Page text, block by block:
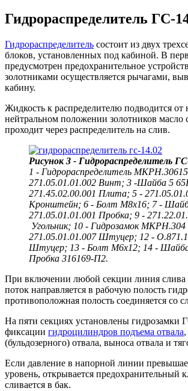
Гидрораспределитель ГС-
Гидрораспределитель состоит из двух
блоков, установленных под кабиной. В
предусмотрен предохранительное
золотниками осуществляется рычагами,
кабину.
Жидкость к распределителю подводится
нейтральном положении золотников масло
проходит через распределитель на слив.
Рисунок 3 - Гидрораспределитель
1 - Гидрораспределитель
271.05.01.01.002 Винт; 3 -Шайба 5
271.45.02.00.001 Плита; 5 -
Кронштейн; 6 - Болт М8х16; 7 -
271.05.01.01.001 Пробка; 9 -
Угольник; 10 - Гидрозамок МКРН.304
271.05.01.01.007 Штуцер; 12 -
Штуцер; 13 - Болт М6х12; 14 -
Пробка 316169-П2.
При включении любой секции линия слива
поток направляется в рабочую полость
противоположная полость соединяется со
На пяти секциях установлены гидрозамки
фиксации гидроцилиндров подъема отвала
(бульдозерного) отвала, выноса отвала и
Если давление в напорной линии
уровень, открывается предохранительный
сливается в бак.